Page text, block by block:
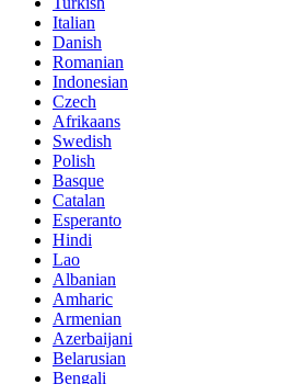
Italian
Danish
Romanian
Indonesian
Czech
Afrikaans
Swedish
Polish
Basque
Catalan
Esperanto
Hindi
Lao
Albanian
Amharic
Armenian
Azerbaijani
Belarusian
Bengali